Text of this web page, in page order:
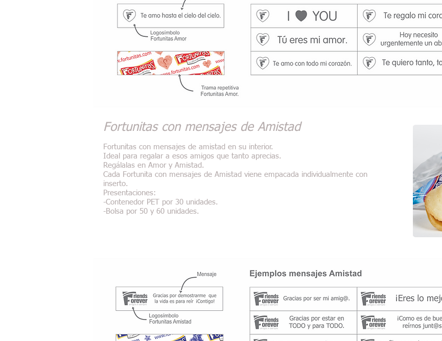
Fortunitas con mensajes de Amistad
Fortunitas con mensajes de amistad en su interior.
Ideal para regalar a esos amigos que tanto aprecias.
Regálalas en Amor y Amistad.
Cada Fortunita con mensajes de Amistad viene empacada individualmente con
inserto.
Presentaciones:
-Contenedor PET por 30 unidades.
-Bolsa por 50 y 60 unidades.